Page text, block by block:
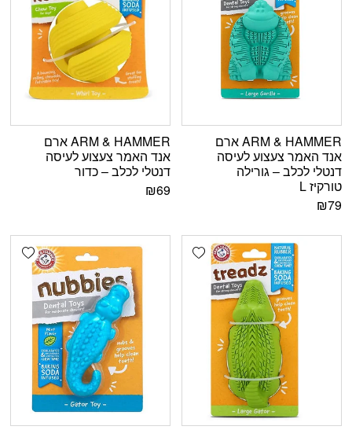
ARM & HAMMER ארם
אנד האמר צעצוע לעיסה
דנטלי לכלב – גורילה
טורקיז L
₪79
ARM & HAMMER ארם
אנד האמר צעצוע לעיסה
דנטלי לכלב – כדור
₪69
Add wishlist